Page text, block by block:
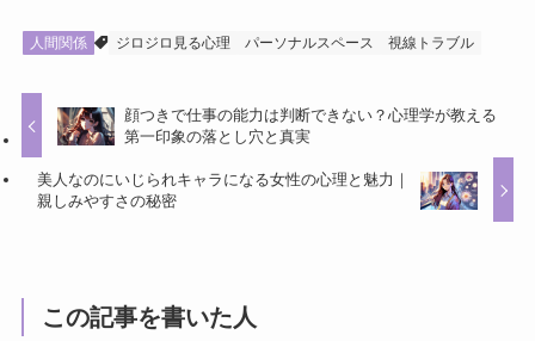
人間関係 ジロジロ見る心理 パーソナルスペース 視線トラブル
顔つきで仕事の能力は判断できない？心理学が教える
第一印象の落とし穴と真実
美人なのにいじられキャラになる女性の心理と魅力｜
親しみやすさの秘密
この記事を書いた人